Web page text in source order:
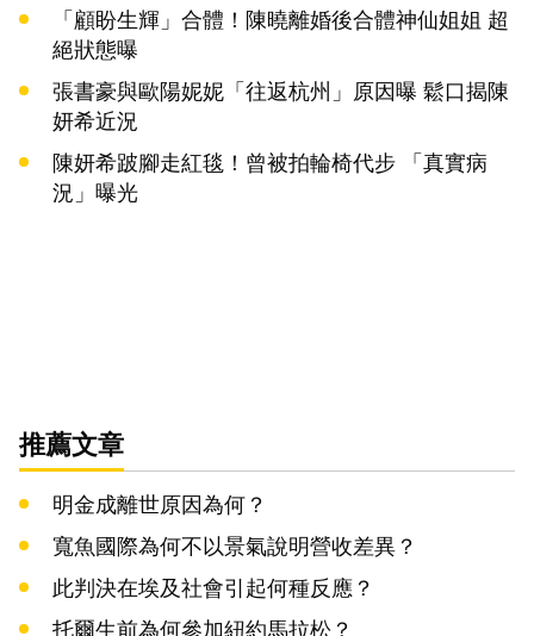
「顧盼生輝」合體！陳曉離婚後合體神仙姐姐 超
絕狀態曝
張書豪與歐陽妮妮「往返杭州」原因曝 鬆口揭陳
妍希近況
陳妍希跛腳走紅毯！曾被拍輪椅代步 「真實病
況」曝光
推薦文章
明金成離世原因為何？
寬魚國際為何不以景氣說明營收差異？
此判決在埃及社會引起何種反應？
托爾生前為何參加紐約馬拉松？